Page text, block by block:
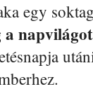
egy
a napvilágot